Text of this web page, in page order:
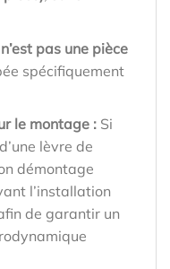
pas une pièce
spécifiquement
le montage : Si
lèvre de
démontage
l’installation
de garantir un